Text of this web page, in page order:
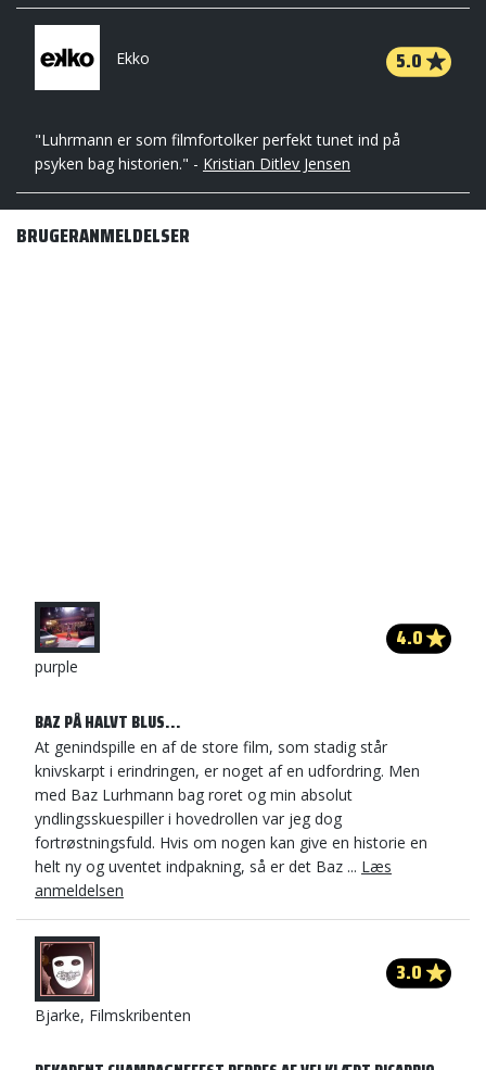
Ekko 5.0
"Luhrmann er som filmfortolker perfekt tunet ind på
psyken bag historien." - Kristian Ditlev Jensen
BRUGERANMELDELSER
purple
4.0
BAZ PÅ HALVT BLUS...
At genindspille en af de store film, som stadig står
knivskarpt i erindringen, er noget af en udfordring. Men
med Baz Lurhmann bag roret og min absolut
yndlingsskuespiller i hovedrollen var jeg dog
fortrøstningsfuld. Hvis om nogen kan give en historie en
helt ny og uventet indpakning, så er det Baz ... Læs
anmeldelsen
Bjarke, Filmskribenten
3.0